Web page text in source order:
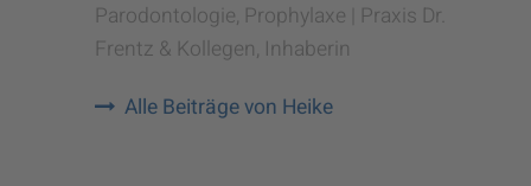
Parodontologie, Prophylaxe | Praxis Dr.
Frentz & Kollegen, Inhaberin
Alle Beiträge von Heike